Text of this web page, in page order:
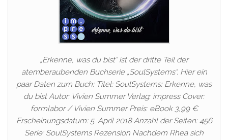
„Erkenne, was du bist“ ist der dritte Teil der
atemberaubenden Buchserie „SoulSystems“. Hier ein
paar Daten zum Buch: Titel: SoulSystems: Erkenne, was
du bist Autor: Vivien Summer Verlag: impress Cover:
formlabor / Vivien Summer Preis: eBook 3,99 €
Erscheinungsdatum: 5. April 2018 Anzahl der Seiten: 456
Serie: SoulSystems Rezension Nachdem Rhea sich